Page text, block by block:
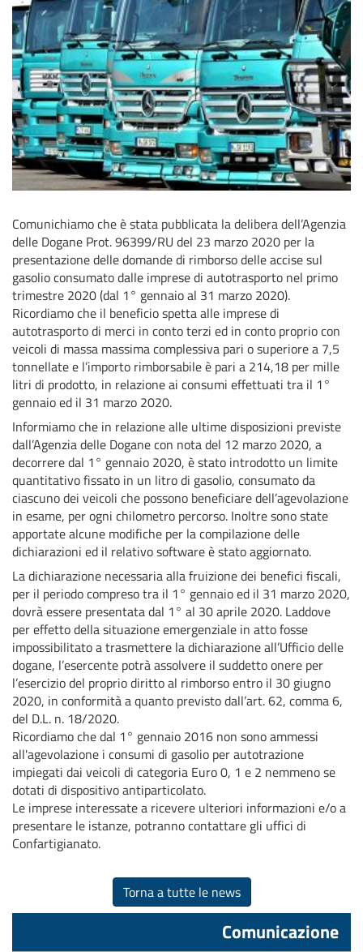
Comunichiamo che è stata pubblicata la delibera dell’Agenzia
delle Dogane Prot. 96399/RU del 23 marzo 2020 per la
presentazione delle domande di rimborso delle accise sul
gasolio consumato dalle imprese di autotrasporto nel primo
trimestre 2020 (dal 1° gennaio al 31 marzo 2020).
Ricordiamo che il beneficio spetta alle imprese di
autotrasporto di merci in conto terzi ed in conto proprio con
veicoli di massa massima complessiva pari o superiore a 7,5
tonnellate e l’importo rimborsabile è pari a 214,18 per mille
litri di prodotto, in relazione ai consumi effettuati tra il 1°
gennaio ed il 31 marzo 2020.
Informiamo che in relazione alle ultime disposizioni previste
dall’Agenzia delle Dogane con nota del 12 marzo 2020, a
decorrere dal 1° gennaio 2020, è stato introdotto un limite
quantitativo fissato in un litro di gasolio, consumato da
ciascuno dei veicoli che possono beneficiare dell’agevolazione
in esame, per ogni chilometro percorso. Inoltre sono state
apportate alcune modifiche per la compilazione delle
dichiarazioni ed il relativo software è stato aggiornato.
La dichiarazione necessaria alla fruizione dei benefici fiscali,
per il periodo compreso tra il 1° gennaio ed il 31 marzo 2020,
dovrà essere presentata dal 1° al 30 aprile 2020. Laddove
per effetto della situazione emergenziale in atto fosse
impossibilitato a trasmettere la dichiarazione all’Ufficio delle
dogane, l’esercente potrà assolvere il suddetto onere per
l’esercizio del proprio diritto al rimborso entro il 30 giugno
2020, in conformità a quanto previsto dall’art. 62, comma 6,
del D.L. n. 18/2020.
Ricordiamo che dal 1° gennaio 2016 non sono ammessi
all'agevolazione i consumi di gasolio per autotrazione
impiegati dai veicoli di categoria Euro 0, 1 e 2 nemmeno se
dotati di dispositivo antiparticolato.
Le imprese interessate a ricevere ulteriori informazioni e/o a
presentare le istanze, potranno contattare gli uffici di
Confartigianato.
Torna a tutte le news
Comunicazione